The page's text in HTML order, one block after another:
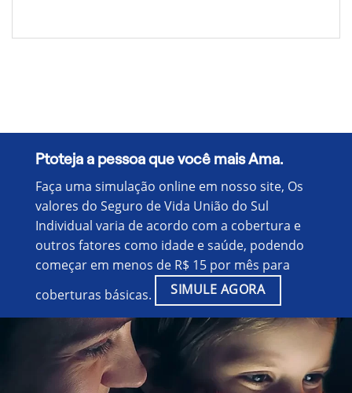
Ptoteja a pessoa que você mais Ama.
Faça uma simulação online em nosso site, Os
valores do Seguro de Vida União do Sul
Individual varia de acordo com a cobertura e
outros fatores como idade e saúde, podendo
começar em menos de R$ 15 por mês para
coberturas básicas.
SIMULE AGORA